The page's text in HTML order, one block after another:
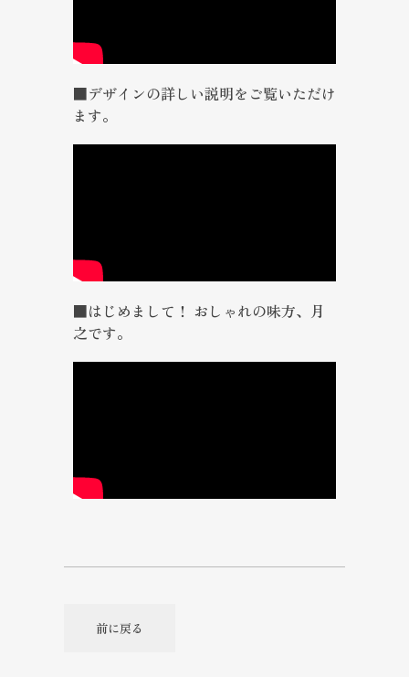
■デザインの詳しい説明をご覧いただけ
ます。
■はじめまして！ おしゃれの味方、月
之です。